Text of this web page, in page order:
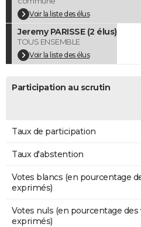
Bricolage
Lifestyle
Culture
Sport
Auto
Television
Voyage
Cinema
Voir la liste des élus
Jeremy PARISSE (2 élus)
TOUS ENSEMBLE
Voir la liste des élus
Participation au scrutin
Taux de participation
Taux d'abstention
Votes blancs (en pourcentage
exprimés)
Votes nuls (en pourcentage des
exprimés)